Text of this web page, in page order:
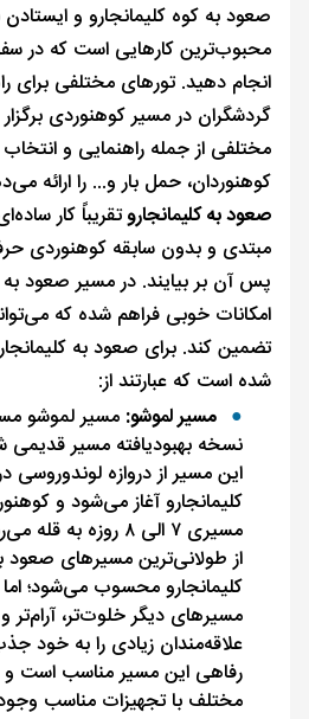
صعود به کوه کلیمانجارو و ایستادن
محبوب‌ترین کارهایی است که در سفر
انجام دهید. تورهای مختلفی برای
گردشگران در مسیر کوهنوردی
مختلفی از جمله راهنمایی و
کوهنوردان، حمل بار و... را ارائه
صعود به کلیمانجاروتقریباً کار
مبتدی و بدون سابقه کوهنوردی
پس آن بر بیایند. در مسیر صعود
امکانات خوبی فراهم شده که
شده است که عبارتند از:
مسیر لموشو: مسیر لموشو
نسخه بهبودیافته مسیر قدیمی
این مسیر از دروازه لوندوروسی
کلیمانجارو آغاز می‌شود و
مسیری ۷ الی ۸ روزه
از طولانی‌ترین مسیرهای صعود
کلیمانجارو محسوب می‌شود؛ اما
مسیرهای دیگر خلوت‌تر،
علاقه‌مندان زیادی را به خود
رفاهی این مسیر مناسب است
مختلف با تجهیزات مناسب